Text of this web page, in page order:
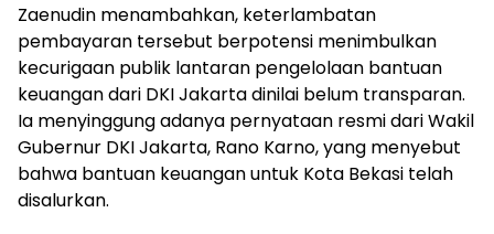
Zaenudin menambahkan, keterlambatan
pembayaran tersebut berpotensi menimbulkan
kecurigaan publik lantaran pengelolaan bantuan
keuangan dari DKI Jakarta dinilai belum transparan.
Ia menyinggung adanya pernyataan resmi dari Wakil
Gubernur DKI Jakarta, Rano Karno, yang menyebut
bahwa bantuan keuangan untuk Kota Bekasi telah
disalurkan.